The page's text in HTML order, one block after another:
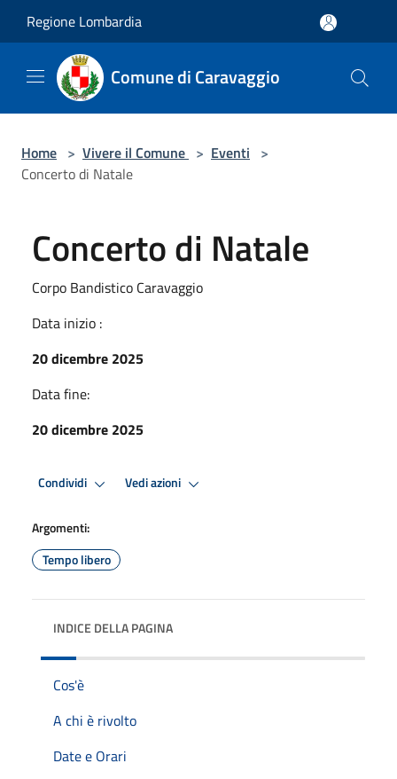
Regione Lombardia
Comune di Caravaggio
Home > Vivere il Comune > Eventi >
Concerto di Natale
Concerto di Natale
Corpo Bandistico Caravaggio
Data inizio :
20 dicembre 2025
Data fine:
20 dicembre 2025
Condividi Vedi azioni
Argomenti:
Tempo libero
INDICE DELLA PAGINA
Cos'è
A chi è rivolto
Date e Orari